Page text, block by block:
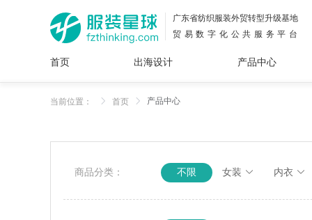
广东省纺织服装外贸转型升级基地
贸易数字化公共服务平台
首页 出海设计
面料
插画
服装
产品中心
当前位置： 首页 产品中心
商品分类： 不限 女装 内衣